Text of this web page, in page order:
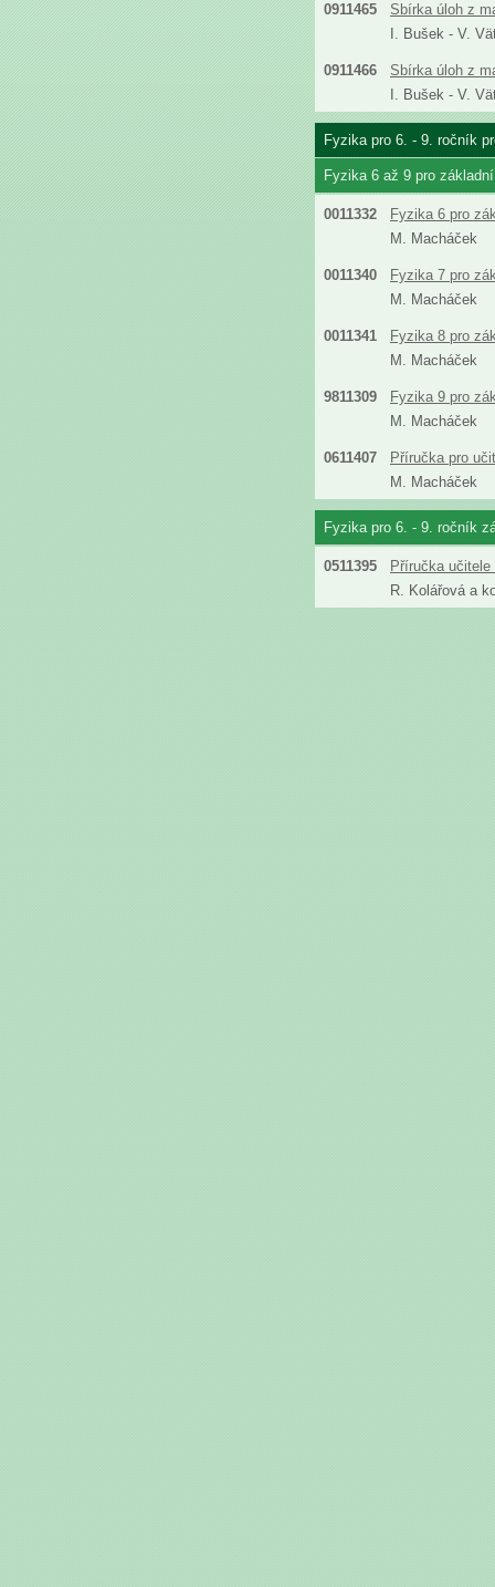
0911465
Sbírka úloh z
I. Bušek - V.
0911466
Sbírka úloh z
I. Bušek - V.
Fyzika pro 6. - 9. ročník
Fyzika 6 až 9 pro
0011332
Fyzika 6 pro
M. Macháček
0011340
Fyzika 7 pro
M. Macháček
0011341
Fyzika 8 pro
M. Macháček
9811309
Fyzika 9 pro
M. Macháček
0611407
Příručka pro
M. Macháček
Fyzika pro 6. - 9. ročník
0511395
Příručka
R. Kolářová a